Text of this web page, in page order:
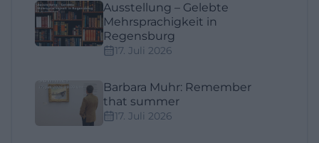
Ausstellung – Gelebte
Mehrsprachigkeit in
Regensburg
17. Juli 2026
Barbara Muhr: Remember
that summer
17. Juli 2026